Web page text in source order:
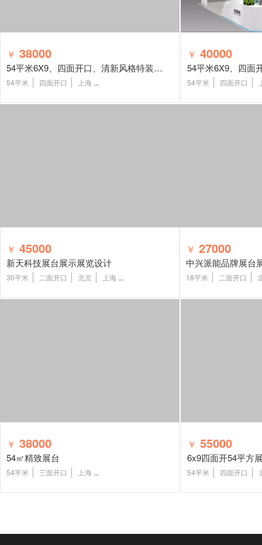
￥ 38000
54平米6X9、四面开口、清新风格特装展台
54平米 四面开口 上海 ...
￥ 40000
54平米 四面开口
￥ 45000
新天科技展台展示展览设计
30平米 二面开口 北京 上海 ...
￥ 27000
中兴派能品牌展台
18平米 二面开口
￥ 38000
54㎡精致展台
54平米 三面开口 上海 ...
￥ 55000
6x9四面开54平方
54平米 四面开口